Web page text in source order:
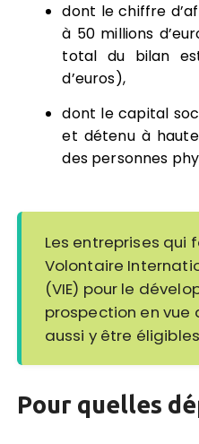
dont le chiffre
à 50 millions
total du bilan
d’euros),
dont le capital
et détenu à
des personnes
Les entreprises qui
Volontaire
(VIE) pour le
prospection en vue
aussi y être
Pour quelles